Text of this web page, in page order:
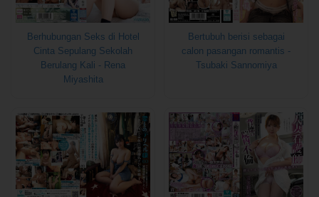
Berhubungan Seks di Hotel
Cinta Sepulang Sekolah
Berulang Kali - Rena
Miyashita
Bertubuh berisi sebagai
calon pasangan romantis -
Tsubaki Sannomiya